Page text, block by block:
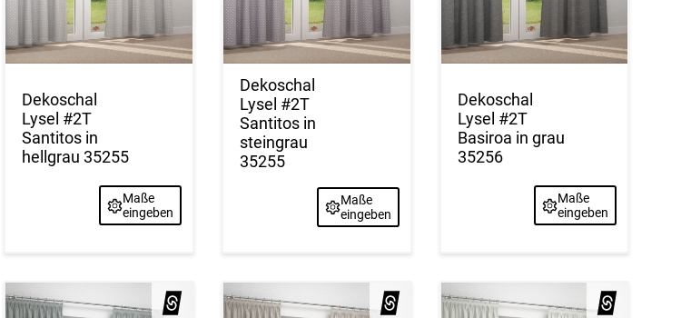
Dekoschal
Lysel #2T
Santitos in
hellgrau 35255
Maße
eingeben
Dekoschal
Lysel #2T
Santitos in
steingrau
35255
Maße
eingeben
Dekoschal
Lysel #2T
Basiroa in grau
35256
Maße
eingeben